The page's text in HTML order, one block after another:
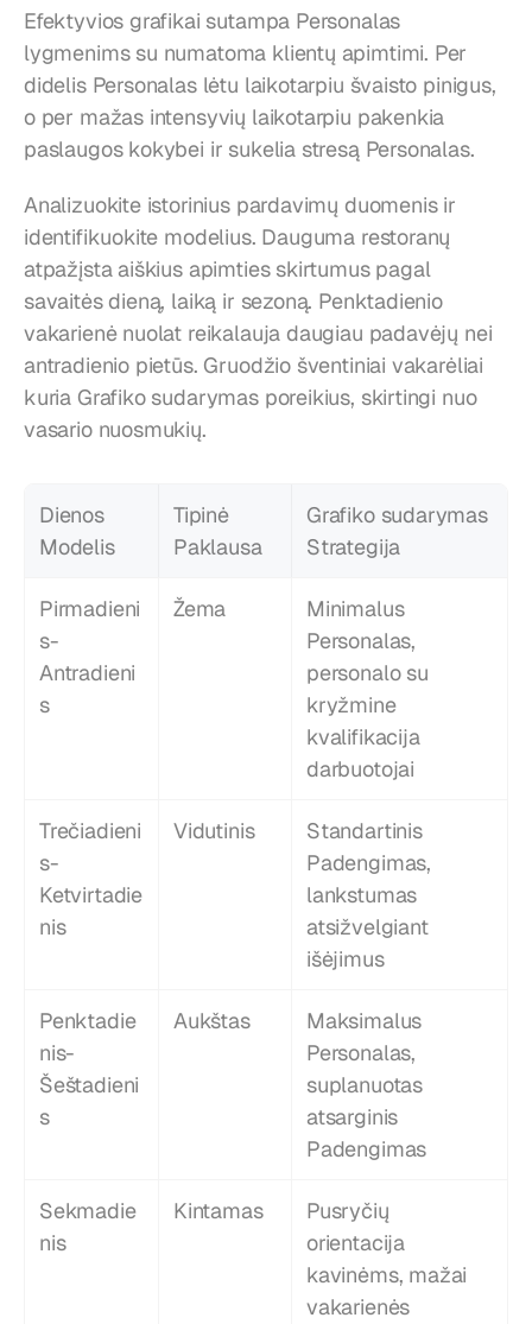
Efektyvios grafikai sutampa Personalas
lygmenims su numatoma klientų apimtimi. Per
didelis Personalas lėtu laikotarpiu švaisto pinigus,
o per mažas intensyvių laikotarpiu pakenkia
paslaugos kokybei ir sukelia stresą Personalas.
Analizuokite istorinius pardavimų duomenis ir
identifikuokite modelius. Dauguma restoranų
atpažįsta aiškius apimties skirtumus pagal
savaitės dieną, laiką ir sezoną. Penktadienio
vakarienė nuolat reikalauja daugiau padavėjų nei
antradienio pietūs. Gruodžio šventiniai vakarėliai
kuria Grafiko sudarymas poreikius, skirtingi nuo
vasario nuosmukių.
Dienos
Modelis
Tipinė
Paklausa
Grafiko sudarymas
Strategija
Pirmadieni
s-
Antradieni
s
Žema
Minimalus
Personalas,
personalo su
kryžmine
kvalifikacija
darbuotojai
Trečiadieni
s-
Ketvirtadie
nis
Vidutinis
Standartinis
Padengimas,
lankstumas
atsižvelgiant
išėjimus
Penktadie
nis-
Šeštadieni
s
Aukštas
Maksimalus
Personalas,
suplanuotas
atsarginis
Padengimas
Sekmadie
nis
Kintamas
Pusryčių
orientacija
kavinėms, mažai
vakarienės